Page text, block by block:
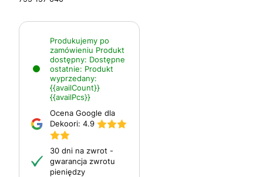
Produkujemy po
zamówieniu Produkt
dostępny: Dostępne
ostatnie: Produkt
wyprzedany:
{{availCount}}
{{availPcs}}
Ocena Google dla
Dekoori: 4.9
30 dni na zwrot -
gwarancja zwrotu
pieniędzy